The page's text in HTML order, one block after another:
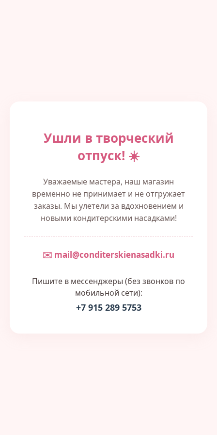
Ушли в творческий
отпуск! ☀️
Уважаемые мастера, наш магазин
временно не принимает и не отгружает
заказы. Мы улетели за вдохновением и
новыми кондитерскими насадками!
✉️ mail@conditerskienasadki.ru
Пишите в мессенджеры (без звонков по
мобильной сети):
+7 915 289 5753